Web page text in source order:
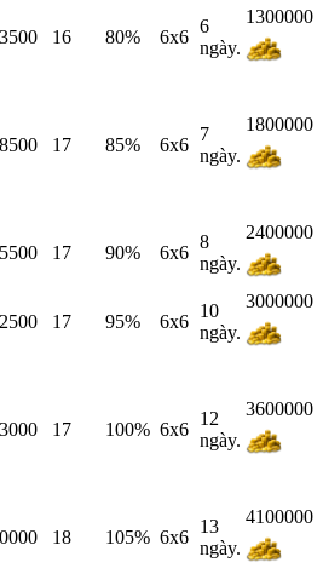
16 80% 6x6
6
ngày.
1300000
17 85% 6x6
7
ngày.
1800000
17 90% 6x6
8
ngày.
2400000
17 95% 6x6
10
ngày.
3000000
17 100% 6x6
12
ngày.
3600000
18 105% 6x6
13
ngày.
4100000